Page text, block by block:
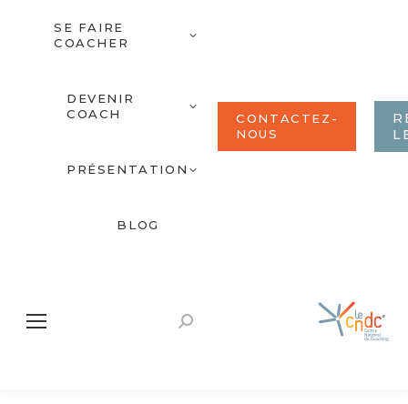
SE FAIRE
COACHER
DEVENIR
COACH
PRÉSENTATION
BLOG
CONTACTEZ-
NOUS
Recherche